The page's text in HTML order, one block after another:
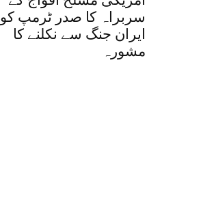
سربراہ کا صدر ٹرمپ کو
ایران جنگ سے نکلنے کا
مشورہ